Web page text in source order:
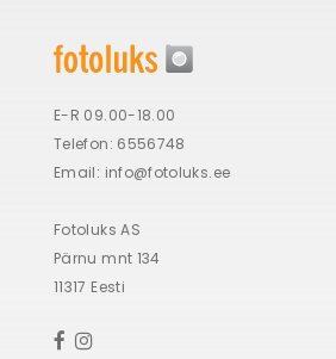
E-R 09.00-18.00
Telefon: 6556748
Email: info@fotoluks.ee
Fotoluks AS
Pärnu mnt 134
11317 Eesti